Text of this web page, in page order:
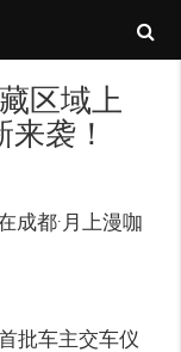
区域上
袭！
成都·月上漫咖
批车主交车仪